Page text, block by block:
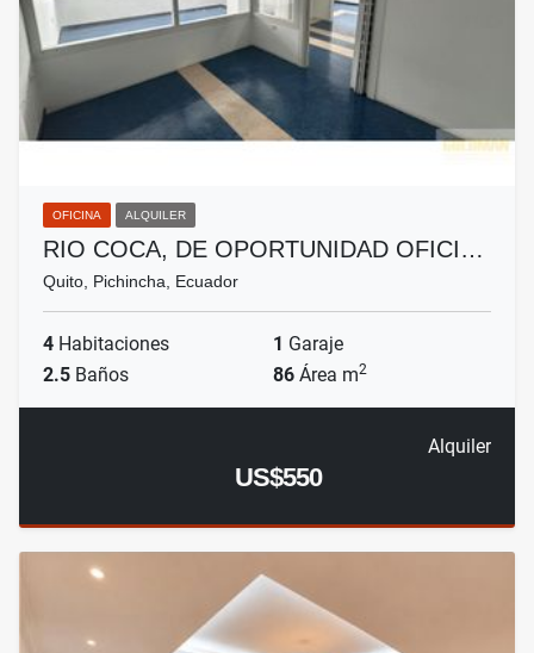
OFICINA ALQUILER
RIO COCA, DE OPORTUNIDAD OFICI…
Quito, Pichincha, Ecuador
4 Habitaciones 1 Garaje
2.5 Baños 86 Área m2
Alquiler
US$550